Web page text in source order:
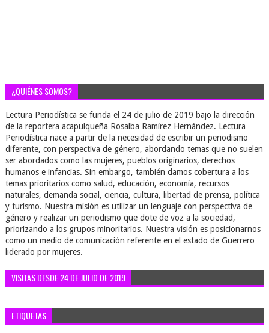
¿QUIÉNES SOMOS?
Lectura Periodística se funda el 24 de julio de 2019 bajo la dirección
de la reportera acapulqueña Rosalba Ramírez Hernández. Lectura
Periodística nace a partir de la necesidad de escribir un periodismo
diferente, con perspectiva de género, abordando temas que no suelen
ser abordados como las mujeres, pueblos originarios, derechos
humanos e infancias. Sin embargo, también damos cobertura a los
temas prioritarios como salud, educación, economía, recursos
naturales, demanda social, ciencia, cultura, libertad de prensa, política
y turismo. Nuestra misión es utilizar un lenguaje con perspectiva de
género y realizar un periodismo que dote de voz a la sociedad,
priorizando a los grupos minoritarios. Nuestra visión es posicionarnos
como un medio de comunicación referente en el estado de Guerrero
liderado por mujeres.
VISITAS DESDE 24 DE JULIO DE 2019
ETIQUETAS